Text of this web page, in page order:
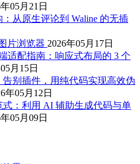
05月21日
：从原生评论到 Waline 的无插
片浏览器 2026年05月17日
适配指南：响应式布局的 3 个
月15日
告别插件，用纯代码实现高效伪
年05月12日
式：利用 AI 辅助生成代码与单
05月09日